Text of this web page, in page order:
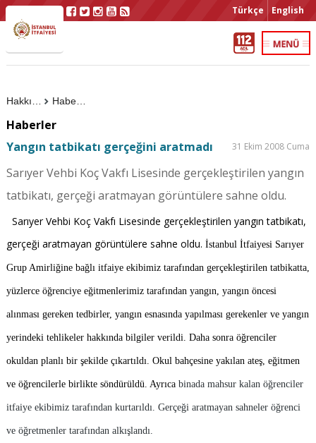
Türkçe English
Haberler
Haberler
Yangın tatbikatı gerçeğini aratmadı
31 Ekim 2008 Cuma
Sarıyer Vehbi Koç Vakfı Lisesinde gerçekleştirilen yangın
tatbikatı, gerçeği aratmayan görüntülere sahne oldu.
Sarıyer Vehbi Koç Vakfı Lisesinde gerçekleştirilen yangın tatbikatı,
gerçeği aratmayan görüntülere sahne oldu. İstanbul İtfaiyesi Sarıyer
Grup Amirliğine bağlı itfaiye ekibimiz tarafından gerçekleştirilen tatbikatta,
yüzlerce öğrenciye eğitmenlerimiz tarafından yangın, yangın öncesi
alınması gereken tedbirler, yangın esnasında yapılması gerekenler ve yangın
yerindeki tehlikeler hakkında bilgiler verildi. Daha sonra öğrenciler
okuldan planlı bir şekilde çıkartıldı. Okul bahçesine yakılan ateş, eğitmen
ve öğrencilerle birlikte söndürüldü. Ayrıca binada mahsur kalan öğrenciler
itfaiye ekibimiz tarafından kurtarıldı. Gerçeği aratmayan sahneler öğrenci
ve öğretmenler tarafından alkışlandı.